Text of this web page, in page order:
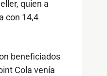
quien a
con 14,4
beneficiados
Cola venía